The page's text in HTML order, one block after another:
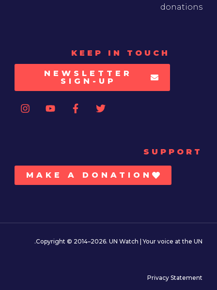
donations
KEEP IN TOUCH
NEWSLETTER
SIGN-UP
SUPPORT
MAKE A DONATION
Copyright © 2014–2026. UN Watch | Your voice at the UN.
Privacy Statement